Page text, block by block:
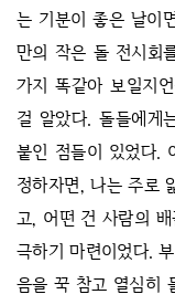
는 기분이 좋은 날이
만의 작은 돌 전시회
가지 똑같아 보일지
걸 알았다. 돌들에게
붙인 점들이 있었다.
정하자면, 나는 주로
고, 어떤 건 사람의
극하기 마련이었다.
음을 꾹 참고 열심히